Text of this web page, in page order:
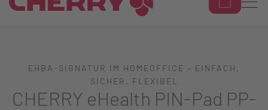
EHBA-SIGNATUR IM HOMEOFFICE – EINFACH,
SICHER, FLEXIBEL
CHERRY eHealth PIN-Pad PP-